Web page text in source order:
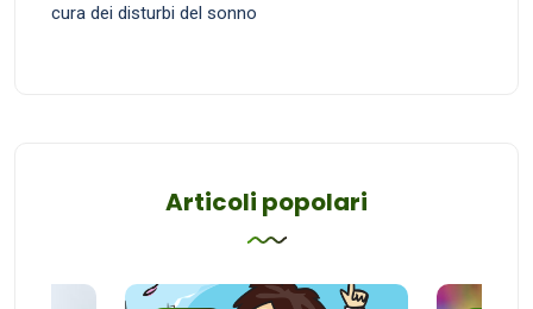
cura dei disturbi del sonno
Articoli popolari